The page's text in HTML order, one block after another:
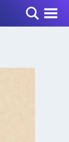
Toggle Menu